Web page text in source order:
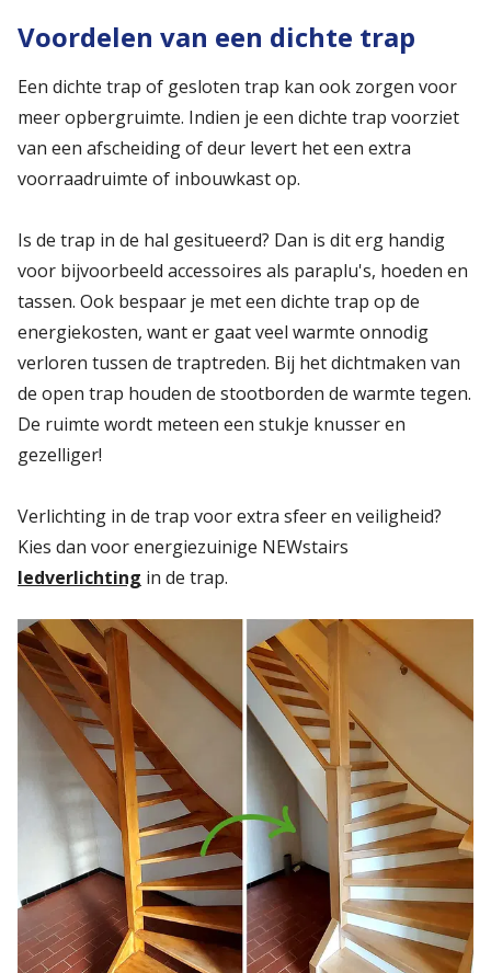
Voordelen van een dichte trap
Een dichte trap of gesloten trap kan ook zorgen voor
meer opbergruimte. Indien je een dichte trap voorziet
van een afscheiding of deur levert het een extra
voorraadruimte of inbouwkast op.
Is de trap in de hal gesitueerd? Dan is dit erg handig
voor bijvoorbeeld accessoires als paraplu's, hoeden en
tassen. Ook bespaar je met een dichte trap op de
energiekosten, want er gaat veel warmte onnodig
verloren tussen de traptreden. Bij het dichtmaken van
de open trap houden de stootborden de warmte tegen.
De ruimte wordt meteen een stukje knusser en
gezelliger!
Verlichting in de trap voor extra sfeer en veiligheid?
Kies dan voor energiezuinige NEWstairs
ledverlichting in de trap.